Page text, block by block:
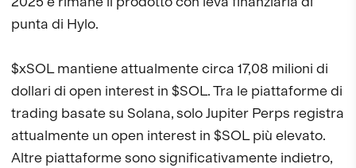
punta di Hylo.
$xSOL mantiene attualmente circa 17,08 milioni di
dollari di open interest in $SOL. Tra le piattaforme di
trading basate su Solana, solo Jupiter Perps registra
attualmente un open interest in $SOL più elevato.
Altre piattaforme sono significativamente indietro,